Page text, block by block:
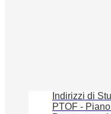
Indirizzi di
PTOF -